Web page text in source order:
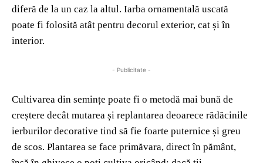
diferă de la un caz la altul. Iarba ornamentală uscată
poate fi folosită atât pentru decorul exterior, cat și în
interior.
- Publicitate -
Cultivarea din semințe poate fi o metodă mai bună de
creștere decât mutarea și replantarea deoarece rădăcinile
ierburilor decorative tind să fie foarte puternice și greu
de scos. Plantarea se face primăvara, direct în pământ,